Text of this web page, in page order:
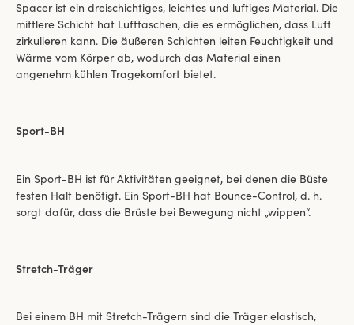
Spacer ist ein dreischichtiges, leichtes und luftiges Material. Die
mittlere Schicht hat Lufttaschen, die es ermöglichen, dass Luft
zirkulieren kann. Die äußeren Schichten leiten Feuchtigkeit und
Wärme vom Körper ab, wodurch das Material einen
angenehm kühlen Tragekomfort bietet.
Sport-BH
Ein Sport-BH ist für Aktivitäten geeignet, bei denen die Büste
festen Halt benötigt. Ein Sport-BH hat Bounce-Control, d. h.
sorgt dafür, dass die Brüste bei Bewegung nicht „wippen“.
Stretch-Träger
Bei einem BH mit Stretch-Trägern sind die Träger elastisch,